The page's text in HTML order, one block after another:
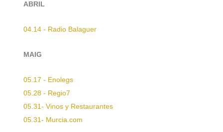
ABRIL
04.14 - Radio Balaguer
MAIG
05.17 - Enolegs
05.28 - Regio7
05.31- Vinos y Restaurantes
05.31- Murcia.com